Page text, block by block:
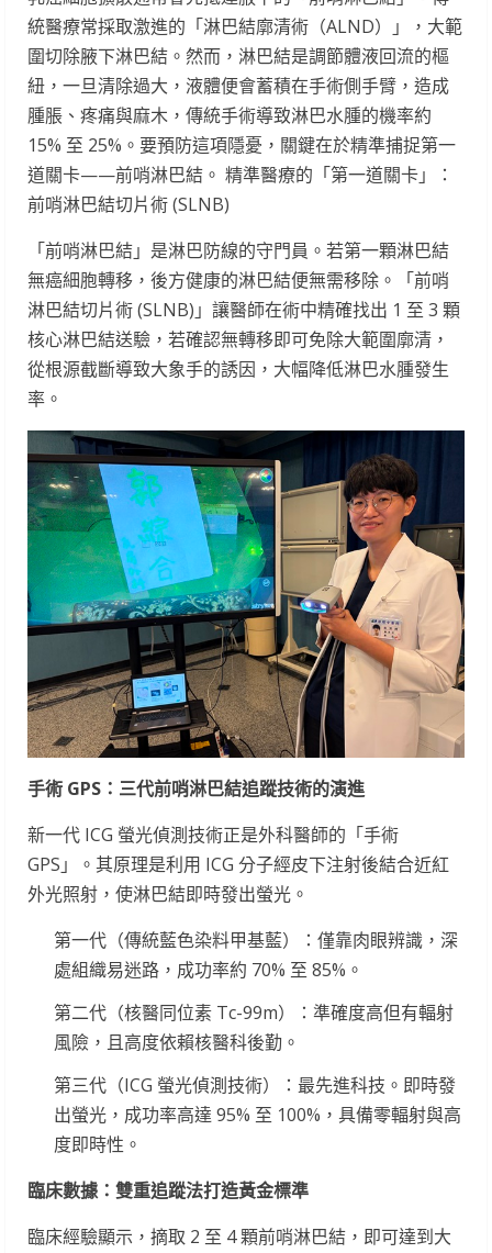
統醫療常採取激進的「淋巴結廓清術（ALND）」，大範
圍切除腋下淋巴結。然而，淋巴結是調節體液回流的樞
紐，一旦清除過大，液體便會蓄積在手術側手臂，造成
腫脹、疼痛與麻木，傳統手術導致淋巴水腫的機率約
15% 至 25%。要預防這項隱憂，關鍵在於精準捕捉第一
道關卡——前哨淋巴結。 精準醫療的「第一道關卡」：
前哨淋巴結切片術 (SLNB)
「前哨淋巴結」是淋巴防線的守門員。若第一顆淋巴結
無癌細胞轉移，後方健康的淋巴結便無需移除。「前哨
淋巴結切片術 (SLNB)」讓醫師在術中精確找出 1 至 3 顆
核心淋巴結送驗，若確認無轉移即可免除大範圍廓清，
從根源截斷導致大象手的誘因，大幅降低淋巴水腫發生
率。
手術 GPS ：三代前哨淋巴結追蹤技術的演進
新一代 ICG 螢光偵測技術正是外科醫師的「手術
GPS」。其原理是利用 ICG 分子經皮下注射後結合近紅
外光照射，使淋巴結即時發出螢光。
第一代（傳統藍色染料甲基藍）：僅靠肉眼辨識，深
處組織易迷路，成功率約 70% 至 85%。
第二代（核醫同位素 Tc-99m）：準確度高但有輻射
風險，且高度依賴核醫科後勤。
第三代（ICG 螢光偵測技術）：最先進科技。即時發
出螢光，成功率高達 95% 至 100%，具備零輻射與高
度即時性。
臨床數據：雙重追蹤法打造黃金標準
臨床經驗顯示，摘取 2 至 4 顆前哨淋巴結，即可達到大